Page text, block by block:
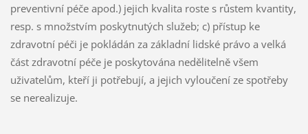
preventivní péče apod.) jejich kvalita roste s růstem kvantity,
resp. s množstvím poskytnutých služeb; c) přístup ke
zdravotní péči je pokládán za základní lidské právo a velká
část zdravotní péče je poskytována nedělitelně všem
uživatelům, kteří ji potřebují, a jejich vyloučení ze spotřeby
se nerealizuje.